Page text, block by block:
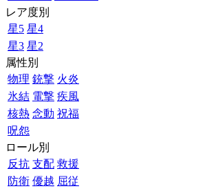
レア度別
星5 星4
星3 星2
属性別
物理 銃撃 火炎
氷結 電撃 疾風
核熱 念動 祝福
呪怨
ロール別
反抗 支配 救援
防衛 優越 屈従